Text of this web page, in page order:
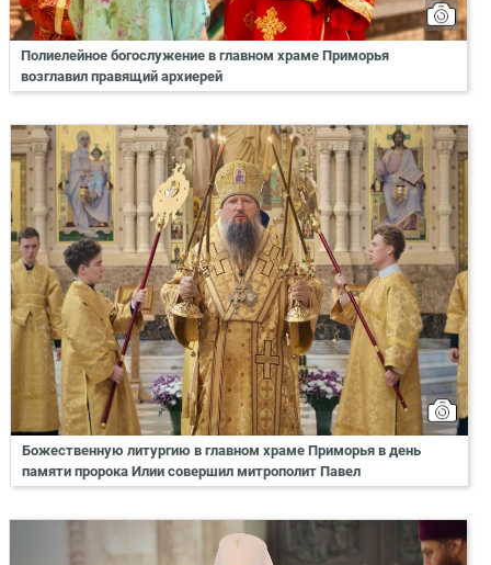
Полиелейное богослужение в главном храме Приморья
возглавил правящий архиерей
Божественную литургию в главном храме Приморья в день
памяти пророка Илии совершил митрополит Павел